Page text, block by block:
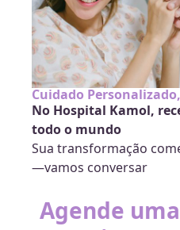
Cuidado
No Hospital Kamol,
todo o mundo
Sua transformação
—vamos conversar
Agende